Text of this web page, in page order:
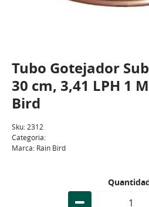
Tubo Gotejador
30 cm, 3,41 LPH 1
Bird
Sku:2312
Categoria:
Marca: Rain Bird